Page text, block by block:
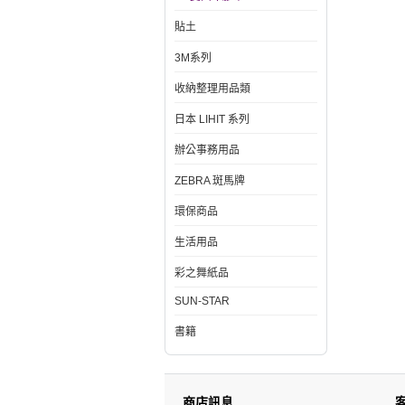
貼土
3M系列
收納整理用品類
日本 LIHIT 系列
辦公事務用品
ZEBRA 斑馬牌
環保商品
生活用品
彩之舞紙品
SUN-STAR
書籍